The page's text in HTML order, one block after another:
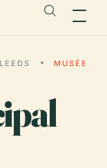
LEEDS
MUSÉE